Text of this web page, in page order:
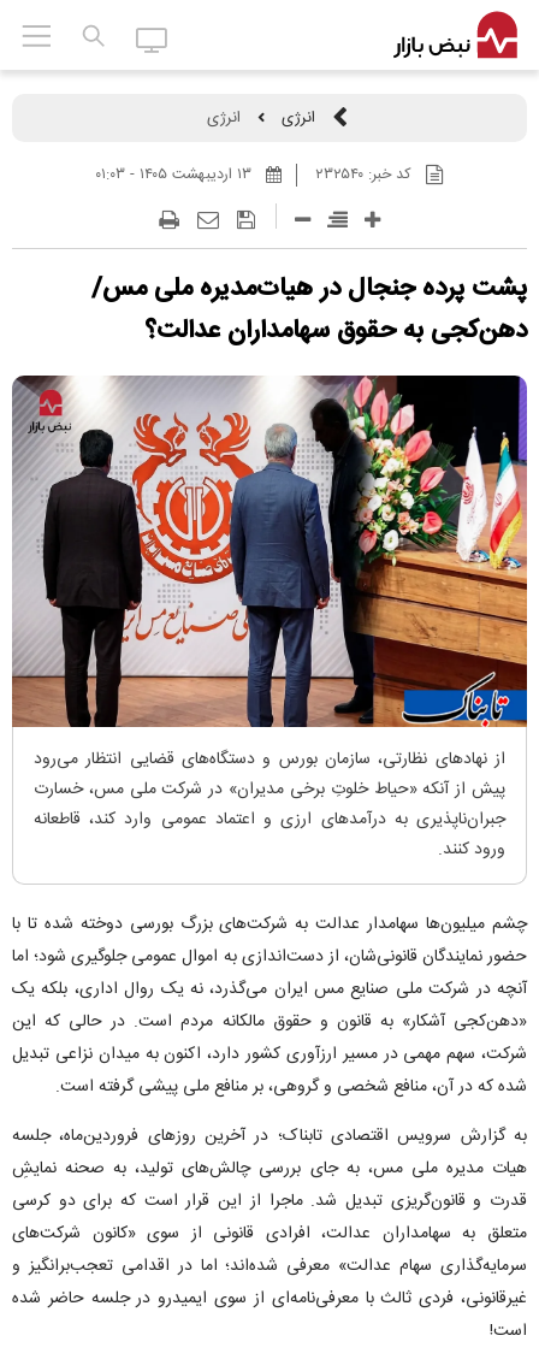
انرژی انرژی
کد خبر:۲۳۲۵۴۰ ۱۳ ارديبهشت ۱۴۰۵ - ۰۱:۰۳
پشت پرده جنجال در هیات‌مدیره ملی مس/
دهن‌کجی به حقوق سهامداران عدالت؟
از نهاد‌های نظارتی، سازمان بورس و دستگاه‌های قضایی انتظار می‌رود
پیش از آنکه «حیاط خلوتِ برخی مدیران» در شرکت ملی مس، خسارت
جبران‌ناپذیری به درآمد‌های ارزی و اعتماد عمومی وارد کند، قاطعانه
ورود کنند.
چشم میلیون‌ها سهامدار عدالت به شرکت‌های بزرگ بورسی دوخته شده تا با
حضور نمایندگان قانونی‌شان، از دست‌اندازی به اموال عمومی جلوگیری شود؛ اما
آنچه در شرکت ملی صنایع مس ایران می‌گذرد، نه یک روال اداری، بلکه یک
«دهن‌کجی آشکار» به قانون و حقوق مالکانه مردم است. در حالی که این
شرکت، سهم مهمی در مسیر ارزآوری کشور دارد، اکنون به میدان نزاعی تبدیل
شده که در آن، منافع شخصی و گروهی، بر منافع ملی پیشی گرفته است.
به گزارش سرویس اقتصادی تابناک؛ در آخرین روز‌های فروردین‌ماه، جلسه
هیات مدیره ملی مس، به جای بررسی چالش‌های تولید، به صحنه نمایشِ
قدرت و قانون‌گریزی تبدیل شد. ماجرا از این قرار است که برای دو کرسی
متعلق به سهامداران عدالت، افرادی قانونی از سوی «کانون شرکت‌های
سرمایه‌گذاری سهام عدالت» معرفی شده‌اند؛ اما در اقدامی تعجب‌برانگیز و
غیرقانونی، فردی ثالث با معرفی‌نامه‌ای از سوی ایمیدرو در جلسه حاضر شده
است!